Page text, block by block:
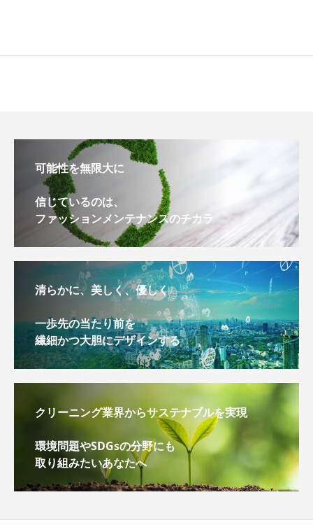
可能性を無限大に
信じているのは、
ファッションメンテナンスのチカラ
清らかに、美しく、優しく
一歩先の当たり前を
繊細かつ大胆にデザインする
クリーニング業界からサステナブルを実現
環境問題やSDGsの分野にも
取り組みたいあなたへ